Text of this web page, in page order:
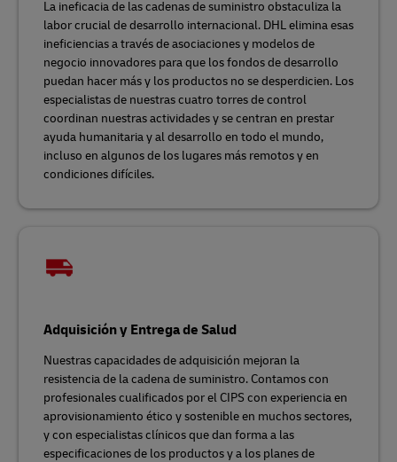
La ineficacia de las cadenas de suministro obstaculiza la
labor crucial de desarrollo internacional. DHL elimina esas
ineficiencias a través de asociaciones y modelos de
negocio innovadores para que los fondos de desarrollo
puedan hacer más y los productos no se desperdicien. Los
especialistas de nuestras cuatro torres de control
coordinan nuestras actividades y se centran en prestar
ayuda humanitaria y al desarrollo en todo el mundo,
incluso en algunos de los lugares más remotos y en
condiciones difíciles.
Adquisición y Entrega de Salud
Nuestras capacidades de adquisición mejoran la
resistencia de la cadena de suministro. Contamos con
profesionales cualificados por el CIPS con experiencia en
aprovisionamiento ético y sostenible en muchos sectores,
y con especialistas clínicos que dan forma a las
especificaciones de los productos y a los planes de